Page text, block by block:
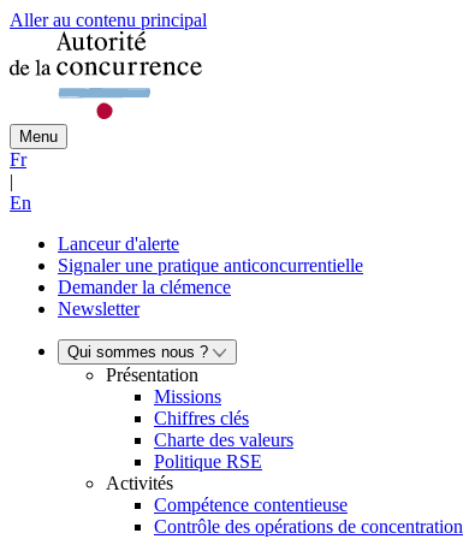
Aller au contenu principal
Menu
Fr
|
En
Lanceur d'alerte
Signaler une pratique anticoncurrentielle
Demander la clémence
Newsletter
Qui sommes nous ?
Présentation
Missions
Chiffres clés
Charte des valeurs
Politique RSE
Activités
Compétence contentieuse
Contrôle des opérations de concentration